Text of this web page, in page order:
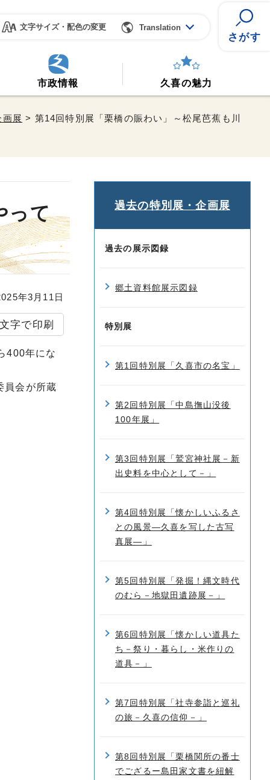
文字サイズ・配色の変更 Translation
さがす
市政情報 久喜の魅力
展 > 第14回特別展「栗橋の賑わい」～松尾芭蕉も川
って
年3月11日
字で印刷
400年にな
員会が所蔵
過去の特別展・企画展
過去の展示図録
郷土資料館展示図録
特別展
第1回特別展「久喜市の名宝」
第2回特別展「中島撫山没後
100年展」
第3回特別展「鷲宮神社展－新
出史料を中心として－」
第4回特別展「懐かしいふるさ
との風景―久喜を写した古写
真展―」
第5回特別展「発掘！縄文時代
のむら－地獄田遺跡展－」
第6回特別展「懐かしい道具た
ち－祭り・暮らし・米作りの
道具－」
第7回特別展「社寺参詣と巡礼
の旅－久喜の信仰－」
第8回特別展「栗橋関所の番士
でござるー島田家文書を紐解